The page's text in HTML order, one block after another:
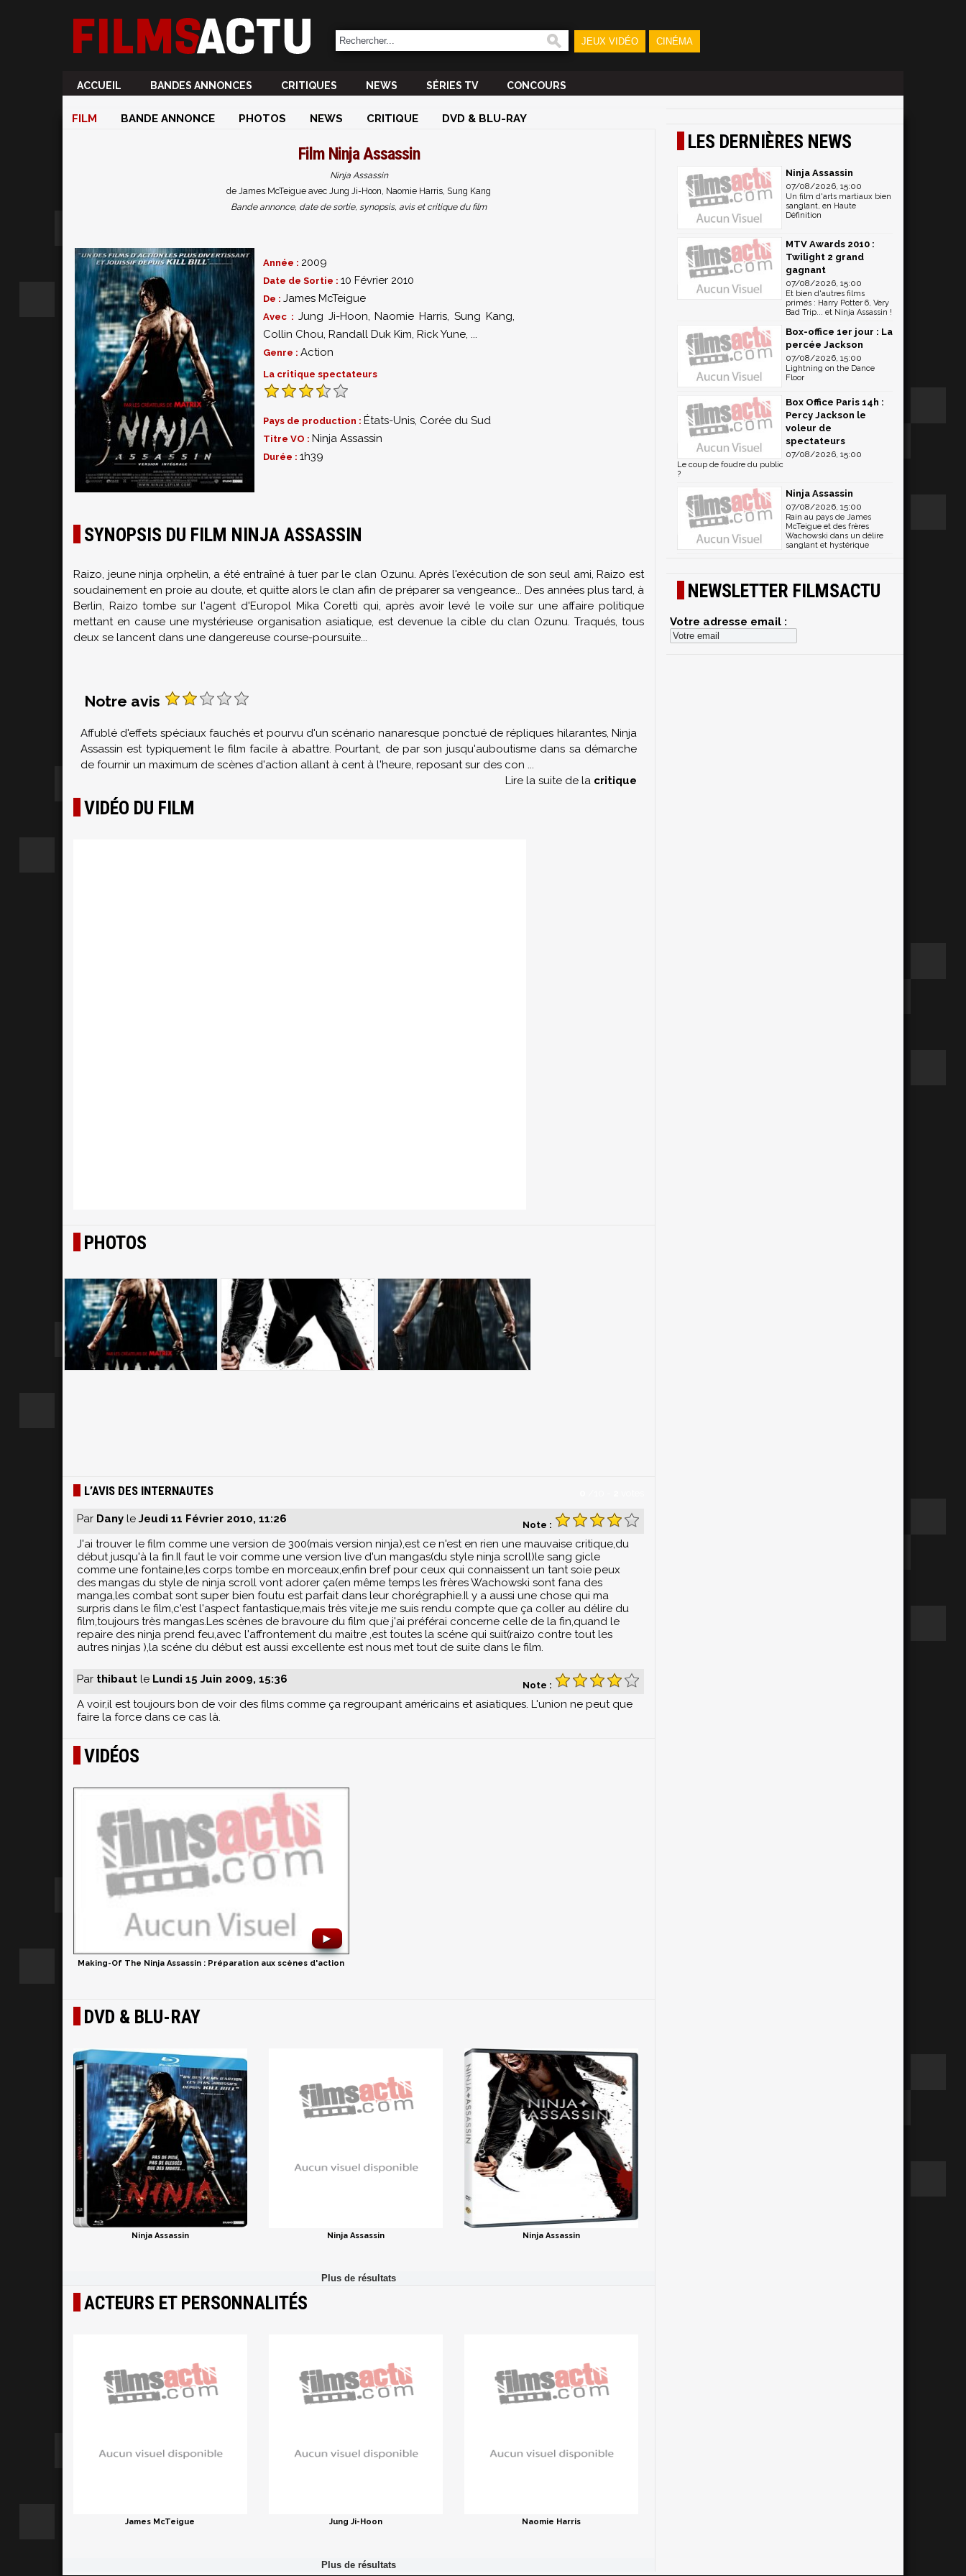
JEUX VIDÉO CINÉMA
ACCUEIL BANDES ANNONCES CRITIQUES NEWS SÉRIES TV CONCOURS
FILM BANDE ANNONCE PHOTOS NEWS CRITIQUE DVD & BLU-RAY
Film Ninja Assassin
Ninja Assassin
de James McTeigue avec Jung Ji-Hoon, Naomie Harris, Sung Kang
Bande annonce, date de sortie, synopsis, avis et critique du film
Année : 2009
Date de Sortie : 10 Février 2010
De : James McTeigue
Avec : Jung Ji-Hoon,Naomie Harris,Sung Kang,
Collin Chou, Randall Duk Kim, Rick Yune, ...
Genre : Action
La critique spectateurs
Pays de production : États-Unis, Corée du Sud
Titre VO : Ninja Assassin
Durée : 1h39
SYNOPSIS DU FILM NINJA ASSASSIN
Raizo, jeune ninja orphelin, a été entraîné à tuer par le clan Ozunu. Après l'exécution de son seul ami, Raizo est
soudainement en proie au doute, et quitte alors le clan afin de préparer sa vengeance... Des années plus tard, à
Berlin, Raizo tombe sur l'agent d'Europol Mika Coretti qui, après avoir levé le voile sur une affaire politique
mettant en cause une mystérieuse organisation asiatique, est devenue la cible du clan Ozunu. Traqués, tous
deux se lancent dans une dangereuse course-poursuite...
Notre avis
Affublé d'effets spéciaux fauchés et pourvu d'un scénario nanaresque ponctué de répliques hilarantes, Ninja
Assassin est typiquement le film facile à abattre. Pourtant, de par son jusqu'auboutisme dans sa démarche
de fournir un maximum de scènes d'action allant à cent à l'heure, reposant sur des con ...
Lire la suite de la critique
VIDÉO DU FILM
PHOTOS
L’AVIS DES INTERNAUTES
Note :
Par Dany le Jeudi 11 Février 2010, 11:26
J'ai trouver le film comme une version de 300(mais version ninja),est ce n'est en rien une mauvaise critique,du
début jusqu'à la fin.Il faut le voir comme une version live d'un mangas(du style ninja scroll)le sang gicle
comme une fontaine,les corps tombe en morceaux,enfin bref pour ceux qui connaissent un tant soie peux
des mangas du style de ninja scroll vont adorer ça(en même temps les frères Wachowski sont fana des
manga,les combat sont super bien foutu est parfait dans leur chorégraphie.Il y a aussi une chose qui ma
surpris dans le film,c'est l'aspect fantastique,mais très vite,je me suis rendu compte que ça coller au délire du
film,toujours très mangas.Les scènes de bravoure du film que j'ai préférai concerne celle de la fin,quand le
repaire des ninja prend feu,avec l'affrontement du maitre ,est toutes la scéne qui suit(raizo contre tout les
autres ninjas ),la scéne du début est aussi excellente est nous met tout de suite dans le film.
Note :
Par thibaut le Lundi 15 Juin 2009, 15:36
A voir,il est toujours bon de voir des films comme ça regroupant américains et asiatiques. L'union ne peut que
faire la force dans ce cas là.
VIDÉOS
►
Making-Of The Ninja Assassin : Préparation aux scènes d'action
DVD & BLU-RAY
Ninja Assassin Ninja Assassin Ninja Assassin
ACTEURS ET PERSONNALITÉS
James McTeigue Jung Ji-Hoon Naomie Harris
LES DERNIÈRES NEWS
Ninja Assassin
07/08/2026, 15:00
Un film d'arts martiaux bien
sanglant, en Haute
Définition
MTV Awards 2010 :
Twilight 2 grand
gagnant
07/08/2026, 15:00
Et bien d'autres films
primés : Harry Potter 6, Very
Bad Trip... et Ninja Assassin !
Box-office 1er jour : La
percée Jackson
07/08/2026, 15:00
Lightning on the Dance
Floor
Box Office Paris 14h :
Percy Jackson le
voleur de
spectateurs
07/08/2026, 15:00
Le coup de foudre du public
?
Ninja Assassin
07/08/2026, 15:00
Rain au pays de James
McTeigue et des frères
Wachowski dans un délire
sanglant et hystérique
NEWSLETTER FILMSACTU
Votre adresse email :